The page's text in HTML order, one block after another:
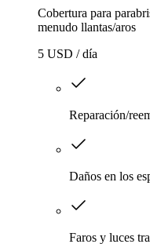
Cobertura para
menudo llantas/aros
5 USD / día
Reparación/
Daños en los
Faros y luces